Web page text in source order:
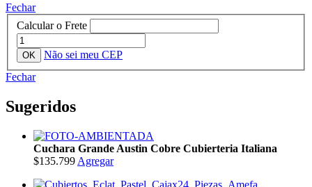
Fechar
Calcular o Frete
Não sei meu CEP
Fechar
Sugeridos
Cuchara Grande Austin Cobre Cubierteria Italiana
$135.799 Agregar